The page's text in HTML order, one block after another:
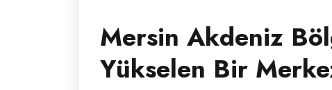
Mersin Akdeniz
Yükselen Bir